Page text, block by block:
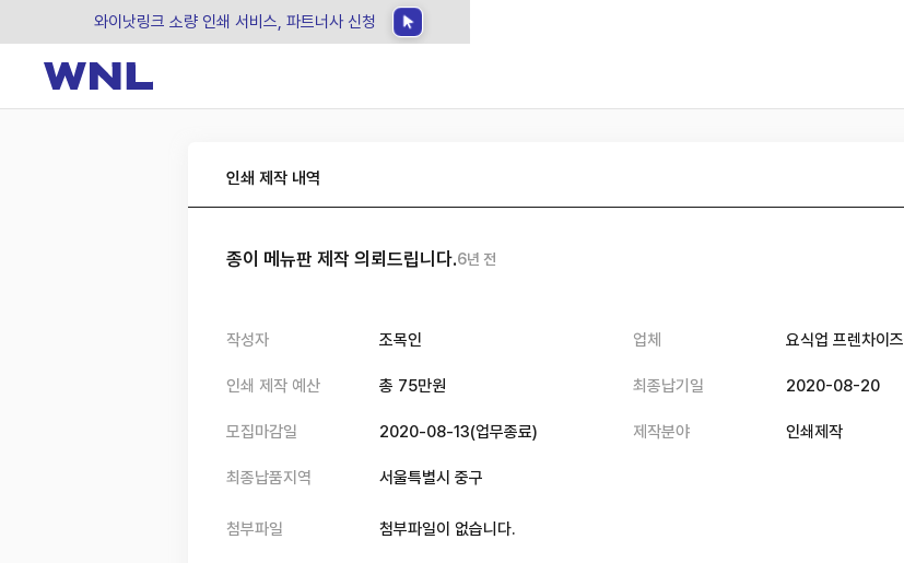
와이낫링크 소량 인쇄 서비스, 파트너사 신청
인쇄 제작 내역
종이 메뉴판 제작 의뢰드립니다.6년 전
작성자 조목인 업체 요식업 프렌차이즈
인쇄 제작 예산 총 75만원 최종납기일 2020-08-20
모집마감일 2020-08-13(업무종료) 제작분야 인쇄제작
최종납품지역 서울특별시 중구
첨부파일 첨부파일이 없습니다.